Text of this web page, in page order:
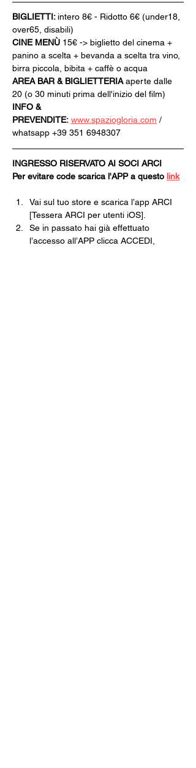
BIGLIETTI: intero 8€ - Ridotto 6€ (under18,
over65, disabili)
CINE MENÙ 15€ -> biglietto del cinema +
panino a scelta + bevanda a scelta tra vino,
birra piccola, bibita + caffè o acqua
AREA BAR & BIGLIETTERIA aperte dalle
20 (o 30 minuti prima dell'inizio del film)
INFO &
PREVENDITE: www.spaziogloria.com /
whatsapp +39 351 6948307
INGRESSO RISERVATO AI SOCI ARCI
Per evitare code scarica l'APP a questo link
Vai sul tuo store e scarica l’app ARCI
[Tessera ARCI per utenti iOS].
Se in passato hai già effettuato
l’accesso all’APP clicca ACCEDI,